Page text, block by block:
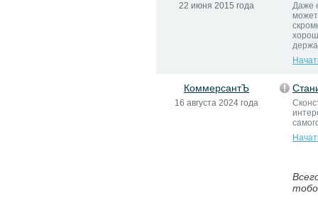
22 июня 2015 года
Даже
КоммерсантЪ
16 августа 2024 года